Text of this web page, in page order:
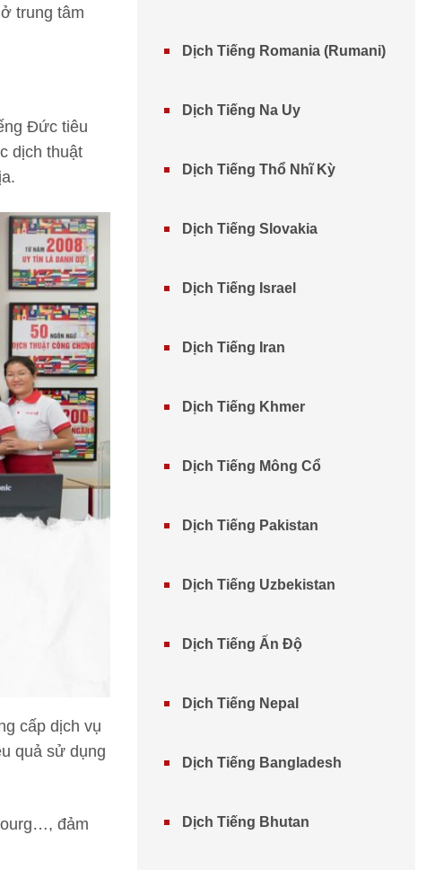
trung tâm
Đức tiêu
dịch thuật
cấp dịch vụ
quả sử dụng
đảm
Dịch Tiếng Romania (Rumani)
Dịch Tiếng Na Uy
Dịch Tiếng Thổ Nhĩ Kỳ
Dịch Tiếng Slovakia
Dịch Tiếng Israel
Dịch Tiếng Iran
Dịch Tiếng Khmer
Dịch Tiếng Mông Cổ
Dịch Tiếng Pakistan
Dịch Tiếng Uzbekistan
Dịch Tiếng Ấn Độ
Dịch Tiếng Nepal
Dịch Tiếng Bangladesh
Dịch Tiếng Bhutan